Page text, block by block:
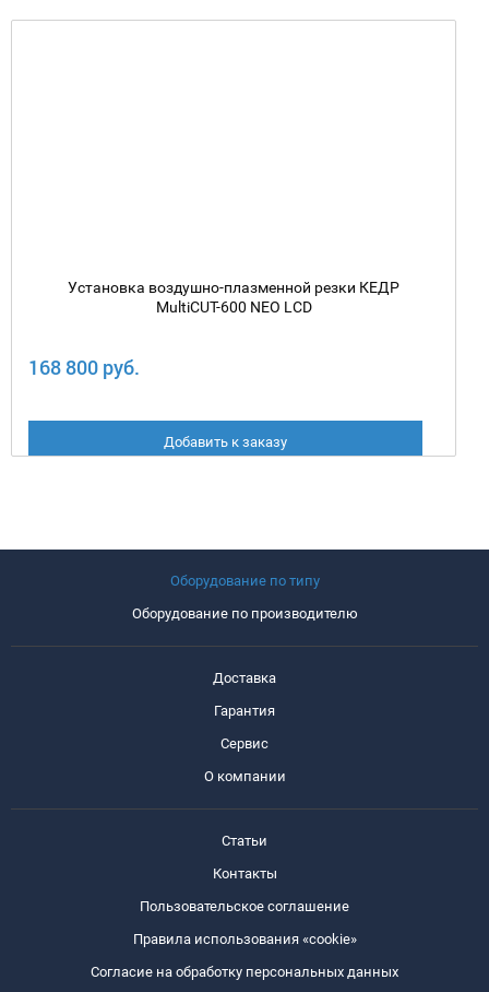
Установка воздушно-плазменной резки КЕДР
MultiCUT-600 NEO LCD
168 800 руб.
Добавить к заказу
Оборудование по типу
Оборудование по производителю
Доставка
Гарантия
Сервис
О компании
Статьи
Контакты
Пользовательское соглашение
Правила использования «cookie»
Согласие на обработку персональных данных